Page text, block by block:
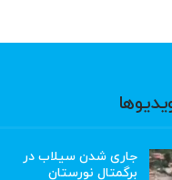
جاری شدن سیلاب در
برگمتال نورستان